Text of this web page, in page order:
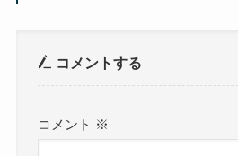
コメントする
コメント ※